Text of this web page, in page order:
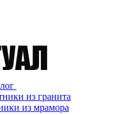
из гранита
из мрамора